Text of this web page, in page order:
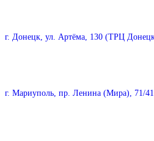
г. Донецк, ул. Артёма, 130 (ТРЦ
г. Мариуполь, пр. Ленина (Мира), 71/